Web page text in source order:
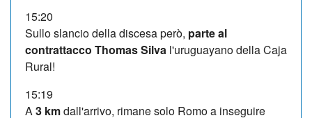
15:20
Sullo slancio della discesa però, parte al
contrattacco Thomas Silva l'uruguayano della Caja
Rural!
15:19
A3 kmdall'arrivo, rimane solo Romo a inseguire